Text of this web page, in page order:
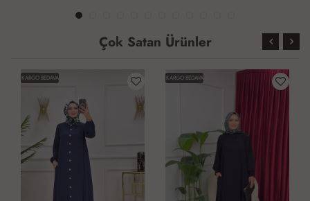
Çok Satan Ürünler
KARGO BEDAVA KARGO BEDAVA